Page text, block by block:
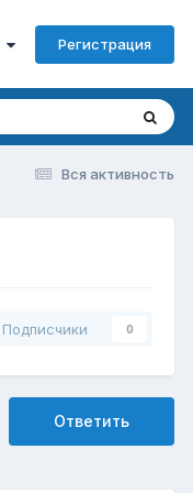
Регистрация
Вся активность
Подписчики 0
Ответить